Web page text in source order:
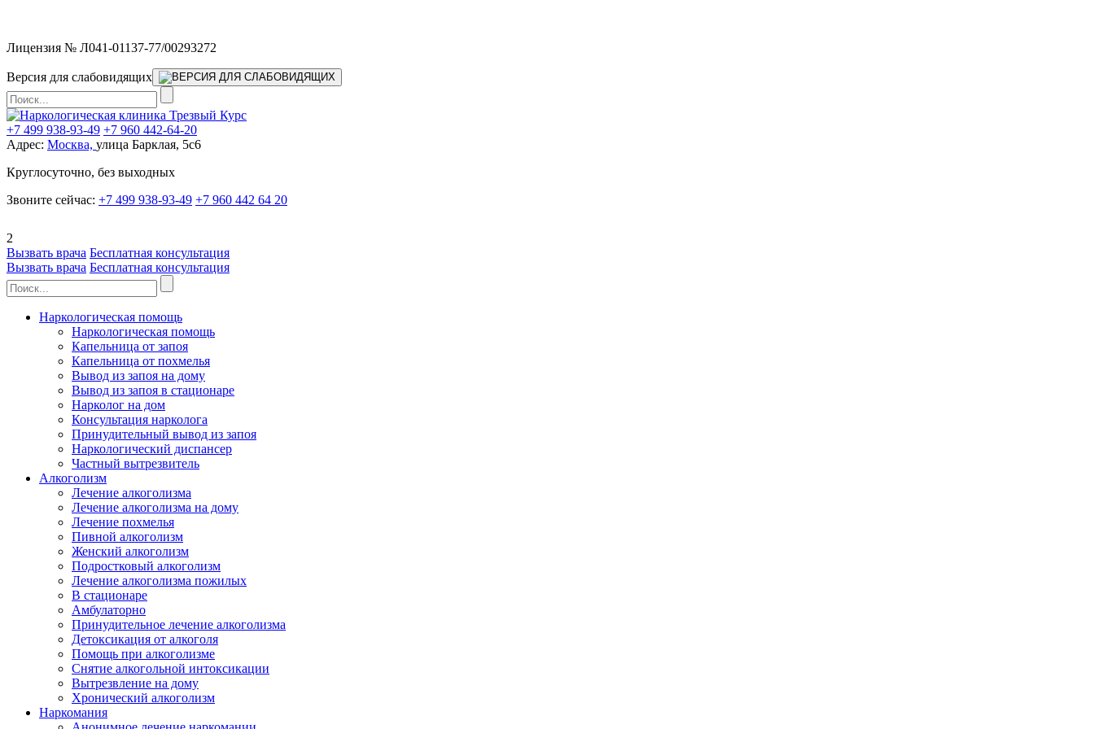
Лицензия № Л041-01137-77/00293272
Версия для слабовидящих
+7 499 938-93-49 +7 960 442-64-20
Адрес: Москва, улица Барклая, 5с6
Круглосуточно, без выходных
Звоните сейчас: +7 499 938-93-49 +7 960 442 64 20
2
Вызвать врача Бесплатная консультация
Вызвать врача Бесплатная консультация
Наркологическая помощь
Наркологическая помощь
Капельница от запоя
Капельница от похмелья
Вывод из запоя на дому
Вывод из запоя в стационаре
Нарколог на дом
Консультация нарколога
Принудительный вывод из запоя
Наркологический диспансер
Частный вытрезвитель
Алкоголизм
Лечение алкоголизма
Лечение алкоголизма на дому
Лечение похмелья
Пивной алкоголизм
Женский алкоголизм
Подростковый алкоголизм
Лечение алкоголизма пожилых
В стационаре
Амбулаторно
Принудительное лечение алкоголизма
Детоксикация от алкоголя
Помощь при алкоголизме
Снятие алкогольной интоксикации
Вытрезвление на дому
Хронический алкоголизм
Наркомания